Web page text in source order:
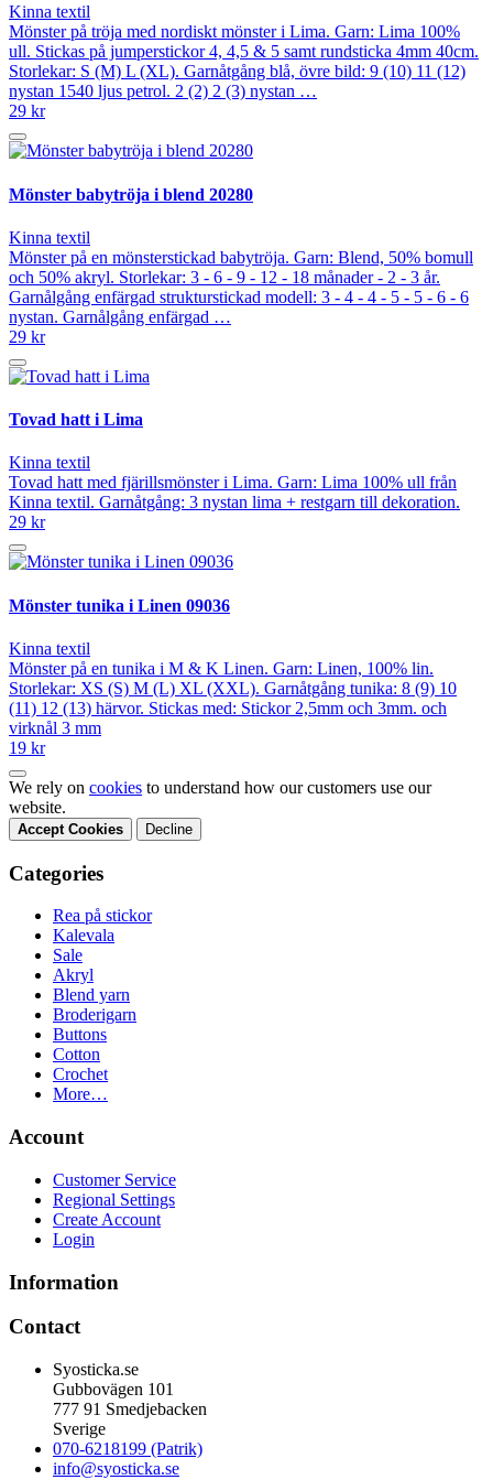
Kinna textil
Mönster på tröja med nordiskt mönster i Lima. Garn: Lima 100%
ull. Stickas på jumperstickor 4, 4,5 & 5 samt rundsticka 4mm 40cm.
Storlekar: S (M) L (XL). Garnåtgång blå, övre bild: 9 (10) 11 (12)
nystan 1540 ljus petrol. 2 (2) 2 (3) nystan …
29 kr
Mönster babytröja i blend 20280
Kinna textil
Mönster på en mönsterstickad babytröja. Garn: Blend, 50% bomull
och 50% akryl. Storlekar: 3 - 6 - 9 - 12 - 18 månader - 2 - 3 år.
Garnålgång enfärgad strukturstickad modell: 3 - 4 - 4 - 5 - 5 - 6 - 6
nystan. Garnålgång enfärgad …
29 kr
Tovad hatt i Lima
Kinna textil
Tovad hatt med fjärillsmönster i Lima. Garn: Lima 100% ull från
Kinna textil. Garnåtgång: 3 nystan lima + restgarn till dekoration.
29 kr
Mönster tunika i Linen 09036
Kinna textil
Mönster på en tunika i M & K Linen. Garn: Linen, 100% lin.
Storlekar: XS (S) M (L) XL (XXL). Garnåtgång tunika: 8 (9) 10
(11) 12 (13) härvor. Stickas med: Stickor 2,5mm och 3mm. och
virknål 3 mm
19 kr
We rely on cookies to understand how our customers use our
website.
Accept Cookies Decline
Categories
Rea på stickor
Kalevala
Sale
Akryl
Blend yarn
Broderigarn
Buttons
Cotton
Crochet
More…
Account
Customer Service
Regional Settings
Create Account
Login
Information
Contact
Syosticka.se
Gubbovägen 101
777 91 Smedjebacken
Sverige
070-6218199 (Patrik)
info@syosticka.se